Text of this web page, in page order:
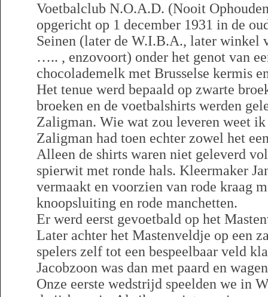
Voetbalclub N.O.A.D. (Nooit
opgericht op 1 december 1931 in de
Seinen (later de W.I.B.A., later winkel
….. , enzovoort) onder het genot van
chocolademelk met Brusselse kermis
Het tenue werd bepaald op zwarte
broeken en de voetbalshirts werden
Zaligman. Wie wat zou leveren weet
Zaligman had toen echter zowel het
Alleen de shirts waren niet geleverd
spierwit met ronde hals. Kleermaker
vermaakt en voorzien van rode kraag
knoopsluiting en rode manchetten.
Er werd eerst gevoetbald op het
Later achter het Mastenveldje op een
spelers zelf tot een bespeelbaar veld
Jacobzoon was dan met paard en
Onze eerste wedstrijd speelden we in